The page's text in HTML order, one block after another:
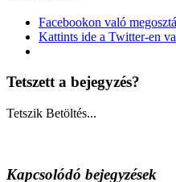
Facebookon való
Kattints ide a Twitter-en
Tetszett a bejegyzés?
Tetszik Betöltés...
Kapcsolódó bejegyzések